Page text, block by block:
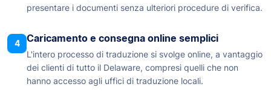
presentare i documenti senza ulteriori procedure di verifica.
4 Caricamento e consegna online semplici
L'intero processo di traduzione si svolge online, a vantaggio
dei clienti di tutto il Delaware, compresi quelli che non
hanno accesso agli uffici di traduzione locali.